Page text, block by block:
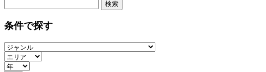
条件で探す